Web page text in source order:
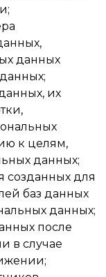
данных
их
к целям,
данных;
созданных для
баз данных
данных;
после
в случае